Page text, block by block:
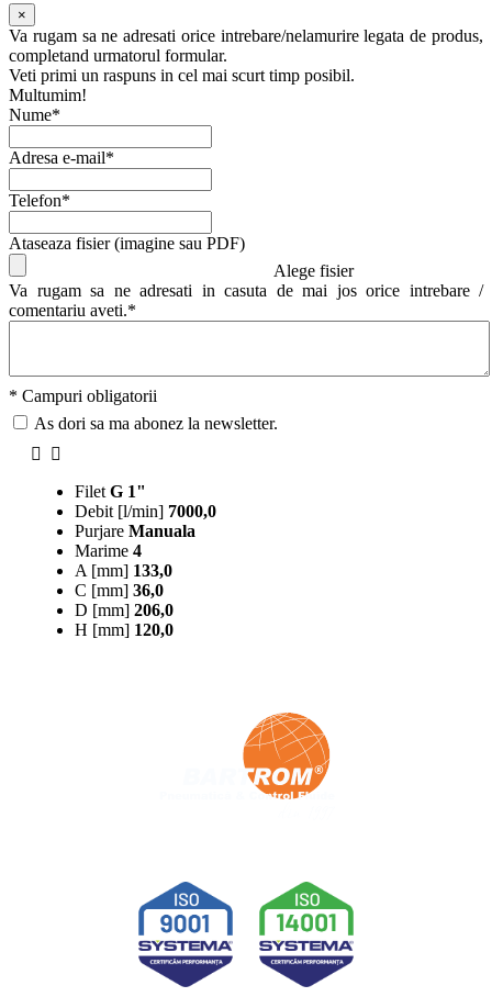
×
Va rugam sa ne adresati orice intrebare/nelamurire legata de produs,
completand urmatorul formular.
Veti primi un raspuns in cel mai scurt timp posibil.
Multumim!
Nume*
Adresa e-mail*
Telefon*
Ataseaza fisier (imagine sau PDF)
Alege fisier
Va rugam sa ne adresati in casuta de mai jos orice intrebare /
comentariu aveti.*
* Campuri obligatorii
As dori sa ma abonez la newsletter.
Filet G 1"
Debit [l/min] 7000,0
Purjare Manuala
Marime 4
A [mm] 133,0
C [mm] 36,0
D [mm] 206,0
H [mm] 120,0